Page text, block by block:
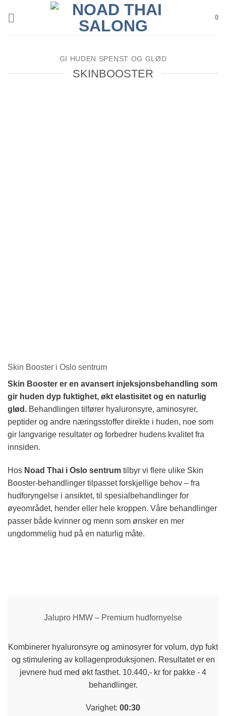
0
GI HUDEN SPENST OG GLØD
SKINBOOSTER
Skin Booster i Oslo sentrum
Skin Booster er en avansert injeksjonsbehandling som
gir huden dyp fuktighet, økt elastisitet og en naturlig
glød. Behandlingen tilfører hyaluronsyre, aminosyrer,
peptider og andre næringsstoffer direkte i huden, noe som
gir langvarige resultater og forbedrer hudens kvalitet fra
innsiden.
Hos Noad Thai i Oslo sentrum tilbyr vi flere ulike Skin
Booster-behandlinger tilpasset forskjellige behov – fra
hudforyngelse i ansiktet, til spesialbehandlinger for
øyeområdet, hender eller hele kroppen. Våre behandlinger
passer både kvinner og menn som ønsker en mer
ungdommelig hud på en naturlig måte.
Jalupro HMW – Premium hudfornyelse
Kombinerer hyaluronsyre og aminosyrer for volum, dyp fukt
og stimulering av kollagenproduksjonen. Resultatet er en
jevnere hud med økt fasthet. 10.440,- kr for pakke - 4
behandlinger.
Varighet: 00:30